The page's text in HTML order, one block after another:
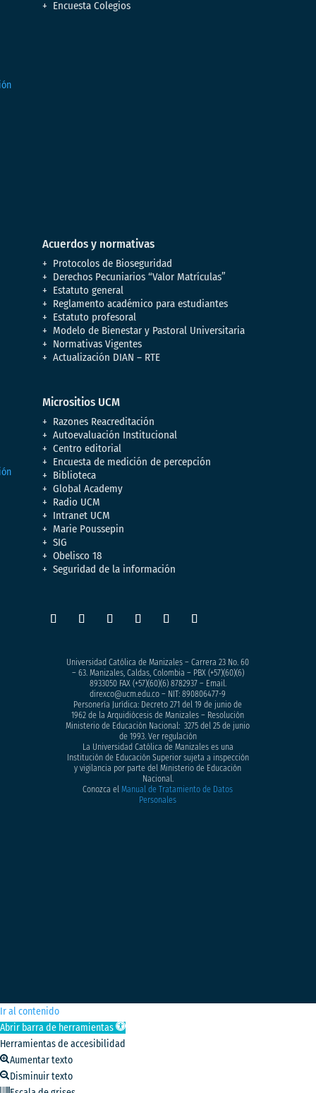
Encuesta Colegios
Acuerdos y normativas
Protocolos de Bioseguridad
Derechos Pecuniarios “Valor Matrículas”
Estatuto general
Reglamento académico para estudiantes
Estatuto profesoral
Modelo de Bienestar y Pastoral Universitaria
Normativas Vigentes
Actualización DIAN – RTE
Micrositios UCM
Razones Reacreditación
Autoevaluación Institucional
Centro editorial
Encuesta de medición de percepción
Biblioteca
Global Academy
Radio UCM
Intranet UCM
Marie Poussepin
SIG
Obelisco 18
Seguridad de la información
Universidad Católica de Manizales – Carrera 23 No. 60
– 63. Manizales, Caldas, Colombia – PBX (+57)(60)(6)
8933050FAX (+57)(60)(6) 8782937 – Email.
direxco@ucm.edu.co – NIT: 890806477-9
Personería Jurídica: Decreto 271 del 19 de junio de
1962 de la Arquidiócesis de Manizales – Resolución
Ministerio de Educación Nacional: 3275 del 25 de junio
de 1993. Ver regulación
La Universidad Católica de Manizales es una
Institución de Educación Superior sujeta a inspección
y vigilancia por parte del Ministerio de Educación
Nacional.
Conozca elManual de Tratamiento de Datos
Personales
Ir al contenido
Abrir barra de herramientas
Herramientas de accesibilidad
Aumentar texto
Disminuir texto